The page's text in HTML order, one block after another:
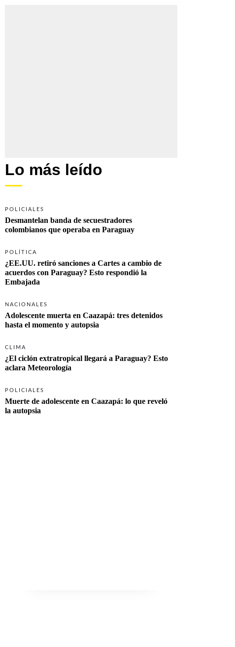
Lo más leído
POLICIALES
Desmantelan banda de secuestradores
colombianos que operaba en Paraguay
POLÍTICA
¿EE.UU. retiró sanciones a Cartes a cambio de
acuerdos con Paraguay? Esto respondió la
Embajada
NACIONALES
Adolescente muerta en Caazapá: tres detenidos
hasta el momento y autopsia
CLIMA
¿El ciclón extratropical llegará a Paraguay? Esto
aclara Meteorología
POLICIALES
Muerte de adolescente en Caazapá: lo que reveló
la autopsia